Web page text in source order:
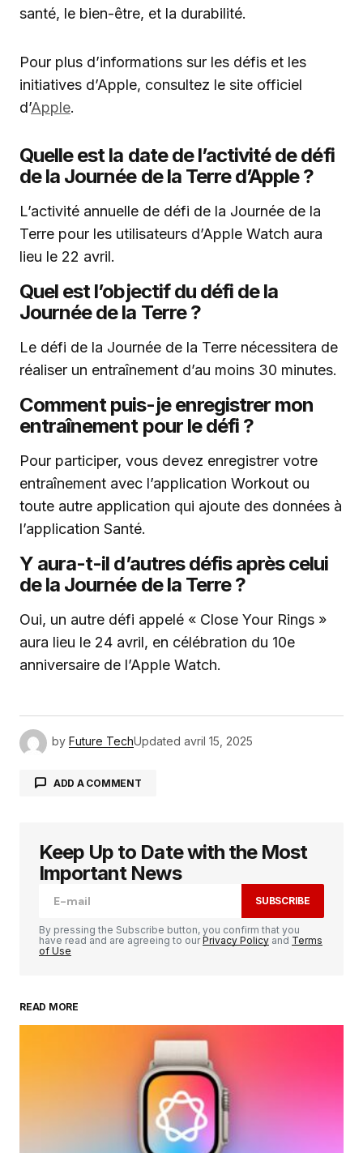
santé, le bien-être, et la durabilité.
Pour plus d’informations sur les défis et les
initiatives d’Apple, consultez le site officiel
d’Apple.
Quelle est la date de l’activité de défi
de la Journée de la Terre d’Apple ?
L’activité annuelle de défi de la Journée de la
Terre pour les utilisateurs d’Apple Watch aura
lieu le 22 avril.
Quel est l’objectif du défi de la
Journée de la Terre ?
Le défi de la Journée de la Terre nécessitera de
réaliser un entraînement d’au moins 30 minutes.
Comment puis-je enregistrer mon
entraînement pour le défi ?
Pour participer, vous devez enregistrer votre
entraînement avec l’application Workout ou
toute autre application qui ajoute des données à
l’application Santé.
Y aura-t-il d’autres défis après celui
de la Journée de la Terre ?
Oui, un autre défi appelé « Close Your Rings »
aura lieu le 24 avril, en célébration du 10e
anniversaire de l’Apple Watch.
by Future TechUpdated avril 15, 2025
ADD A COMMENT
Votre adresse e-mail ne sera pas publiée. Les
champs obligatoires sont indiqués avec
Your Name
Enregistrer mon nom, mon e-mail et mon
site dans le navigateur pour mon prochain
Keep Up to Date with the Most
Important News
SUBSCRIBE
By pressing the Subscribe button, you confirm that you
have read and are agreeing to ourPrivacy Policy and Terms
of Use
READ MORE